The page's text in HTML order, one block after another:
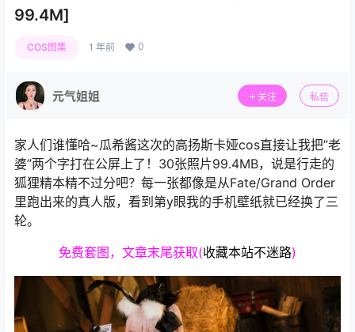
99.4M]
COS图集 1 年前 0
元气姐姐 关注 私信
家人们谁懂哈~瓜希酱这次的高扬斯卡娅cos直接让我把”老
婆”两个字打在公屏上了！30张照片99.4MB，说是行走的
狐狸精本精不过分吧？每一张都像是从Fate/Grand Order
里跑出来的真人版，看到第y眼我的手机壁纸就已经换了三
轮。
免费套图，文章末尾获取(收藏本站不迷路)